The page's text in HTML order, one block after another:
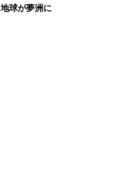
地球が夢洲に